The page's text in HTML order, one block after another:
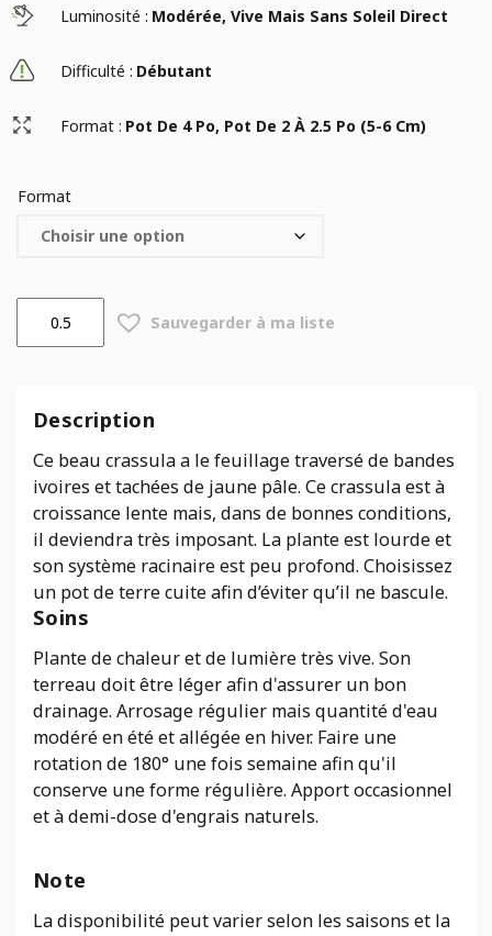
Luminosité : Modérée, Vive Mais Sans Soleil Direct
Difficulté : Débutant
Format : Pot De 4 Po, Pot De 2 À 2.5 Po (5-6 Cm)
Format
Crassula
Sauvegarder à ma liste
Description
Ce beau crassula a le feuillage traversé de bandes
ivoires et tachées de jaune pâle. Ce crassula est à
croissance lente mais, dans de bonnes conditions,
il deviendra très imposant. La plante est lourde et
son système racinaire est peu profond. Choisissez
un pot de terre cuite afin d’éviter qu’il ne bascule.
Soins
Plante de chaleur et de lumière très vive. Son
terreau doit être léger afin d'assurer un bon
drainage. Arrosage régulier mais quantité d'eau
modéré en été et allégée en hiver. Faire une
rotation de 180° une fois semaine afin qu'il
conserve une forme régulière. Apport occasionnel
et à demi-dose d'engrais naturels.
Note
La disponibilité peut varier selon les saisons et la